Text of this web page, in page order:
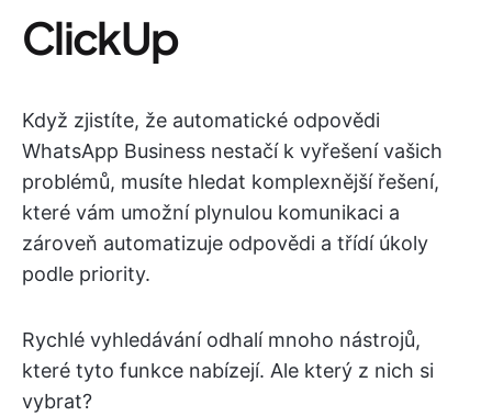
ClickUp
Když zjistíte, že automatické odpovědi
WhatsApp Business nestačí k vyřešení vašich
problémů, musíte hledat komplexnější řešení,
které vám umožní plynulou komunikaci a
zároveň automatizuje odpovědi a třídí úkoly
podle priority.
Rychlé vyhledávání odhalí mnoho nástrojů,
které tyto funkce nabízejí. Ale který z nich si
vybrat?